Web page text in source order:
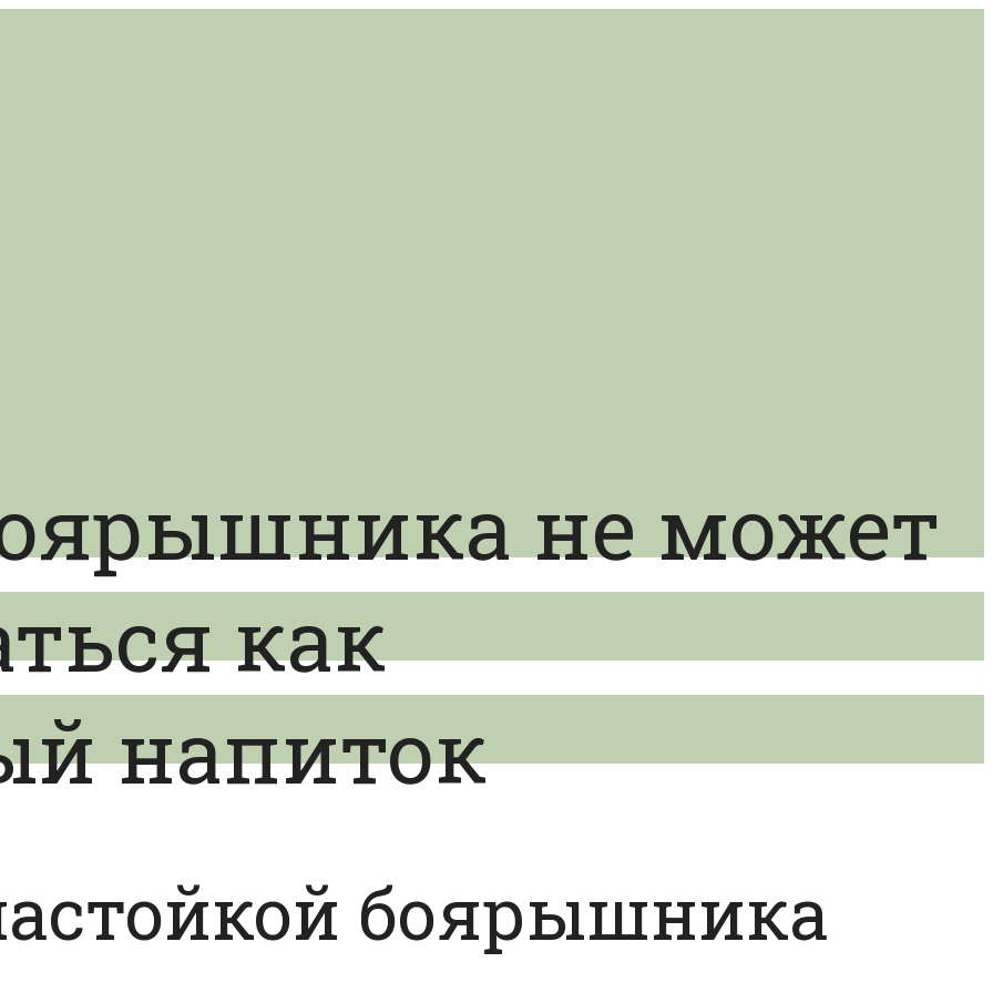
не может
как
напиток
боярышника